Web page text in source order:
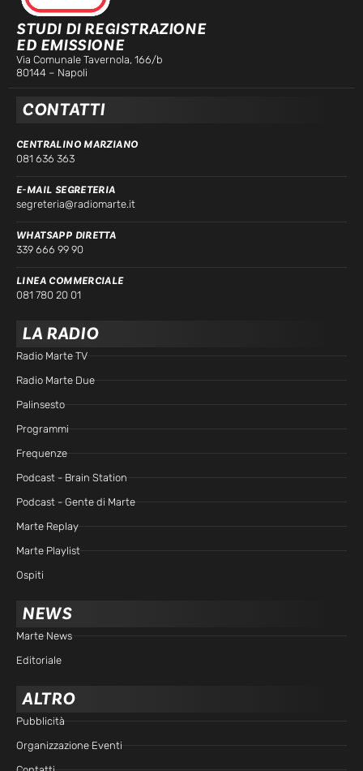
STUDI DI REGISTRAZIONE
ED EMISSIONE
Via Comunale Tavernola, 166/b
80144 – Napoli
CONTATTI
CENTRALINO MARZIANO
081 636 363
E-MAIL SEGRETERIA
segreteria@radiomarte.it
WHATSAPP DIRETTA
339 666 99 90
LINEA COMMERCIALE
081 780 20 01
LA RADIO
Radio Marte TV
Radio Marte Due
Palinsesto
Programmi
Frequenze
Podcast - Brain Station
Podcast - Gente di Marte
Marte Replay
Marte Playlist
Ospiti
NEWS
Marte News
Editoriale
ALTRO
Pubblicità
Organizzazione Eventi